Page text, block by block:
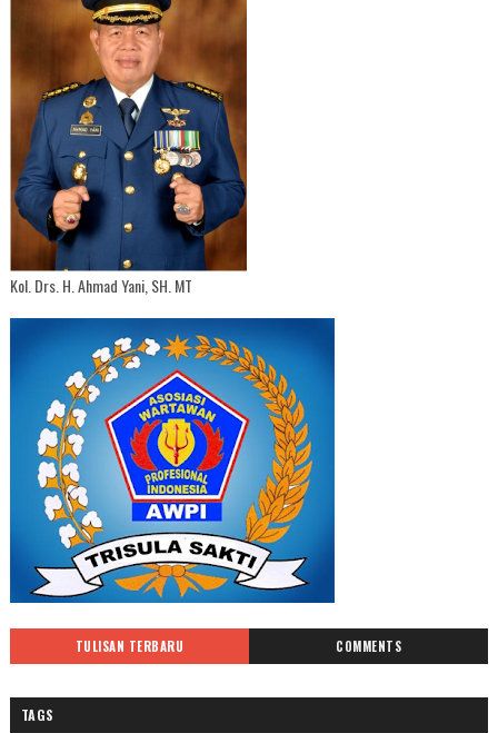
Kol. Drs. H. Ahmad Yani, SH. MT
TULISAN TERBARU COMMENTS
TAGS